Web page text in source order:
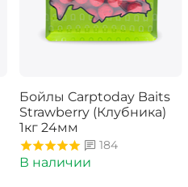
Бойлы Carptoday Baits
Strawberry (Клубника)
1кг 24мм
184
В наличии